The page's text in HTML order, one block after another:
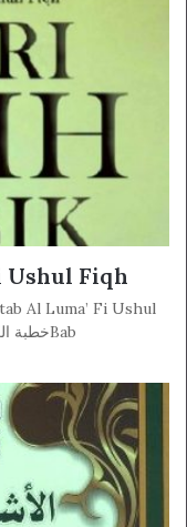
Ushul Fiqh
Al Luma’ Fi Ushul